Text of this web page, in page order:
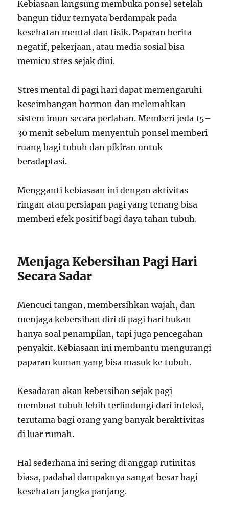
Kebiasaan langsung membuka ponsel setelah
bangun tidur ternyata berdampak pada
kesehatan mental dan fisik. Paparan berita
negatif, pekerjaan, atau media sosial bisa
memicu stres sejak dini.
Stres mental di pagi hari dapat memengaruhi
keseimbangan hormon dan melemahkan
sistem imun secara perlahan. Memberi jeda 15–
30 menit sebelum menyentuh ponsel memberi
ruang bagi tubuh dan pikiran untuk
beradaptasi.
Mengganti kebiasaan ini dengan aktivitas
ringan atau persiapan pagi yang tenang bisa
memberi efek positif bagi daya tahan tubuh.
Menjaga Kebersihan Pagi Hari
Secara Sadar
Mencuci tangan, membersihkan wajah, dan
menjaga kebersihan diri di pagi hari bukan
hanya soal penampilan, tapi juga pencegahan
penyakit. Kebiasaan ini membantu mengurangi
paparan kuman yang bisa masuk ke tubuh.
Kesadaran akan kebersihan sejak pagi
membuat tubuh lebih terlindungi dari infeksi,
terutama bagi orang yang banyak beraktivitas
di luar rumah.
Hal sederhana ini sering di anggap rutinitas
biasa, padahal dampaknya sangat besar bagi
kesehatan jangka panjang.